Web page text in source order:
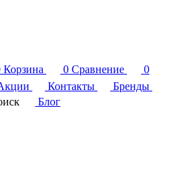
Корзина 0 Сравнение
0
Контакты
Бренды
Блог